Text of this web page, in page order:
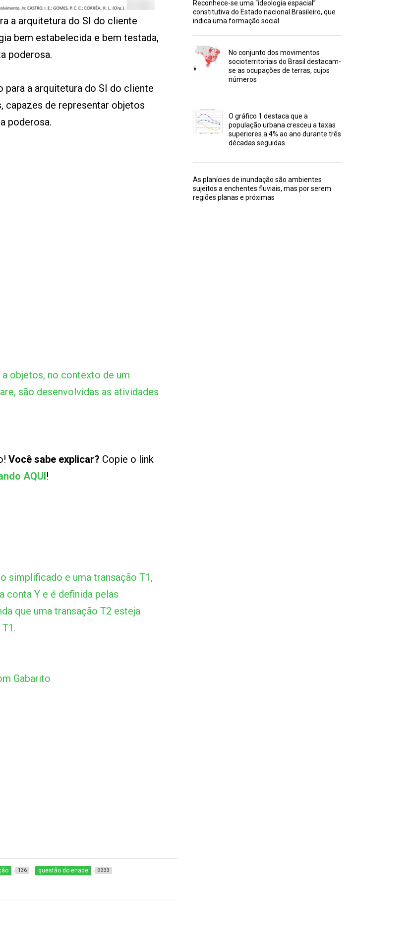
a arquitetura do SI do cliente
bem estabelecida e bem testada,
poderosa.
para a arquitetura do SI do cliente
capazes de representar objetos
poderosa.
objetos, no contexto de um
são desenvolvidas as atividades
Você sabe explicar? Copie o link
AQUI!
simplificado e uma transação T1,
conta Y e é definida pelas
que uma transação T2 esteja
Gabarito
136 questão do enade 9333
Reconhece-se uma “ideologia espacial”
constitutiva do Estado nacional Brasileiro, que
indica uma formação social
No conjunto dos movimentos
socioterritoriais do Brasil destacam-
se as ocupações de terras, cujos
números
O gráfico 1 destaca que a
população urbana cresceu a taxas
superiores a 4% ao ano durante três
décadas seguidas
As planícies de inundação são ambientes
sujeitos a enchentes fluviais, mas por serem
regiões planas e próximas